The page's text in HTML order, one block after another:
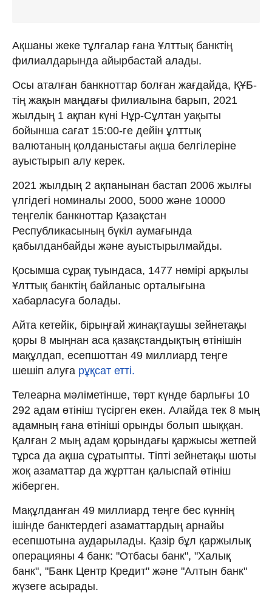
Ақшаны жеке тұлғалар ғана Ұлттық банктің
филиалдарында айырбастай алады.
Осы аталған банкноттар болған жағдайда, ҚҰБ-
тің жақын маңдағы филиалына барып, 2021
жылдың 1 ақпан күні Нұр-Сұлтан уақыты
бойынша сағат 15:00-ге дейін ұлттық
валютаның қолданыстағы ақша белгілеріне
ауыстырып алу керек.
2021 жылдың 2 ақпанынан бастап 2006 жылғы
үлгідегі номиналы 2000, 5000 және 10000
теңгелік банкноттар Қазақстан
Республикасының бүкіл аумағында
қабылданбайды және ауыстырылмайды.
Қосымша сұрақ туындаса, 1477 нөмірі арқылы
Ұлттық банктің байланыс орталығына
хабарласуға болады.
Айта кетейік, бірыңғай жинақтаушы зейнетақы
қоры 8 мыңнан аса қазақстандықтың өтінішін
мақұлдап, есепшоттан 49 миллиард теңге
шешіп алуға рұқсат етті.
Телеарна мәліметінше, төрт күнде барлығы 10
292 адам өтініш түсірген екен. Алайда тек 8 мың
адамның ғана өтініші орынды болып шыққан.
Қалған 2 мың адам қорындағы қаржысы жетпей
тұрса да ақша сұратыпты. Тіпті зейнетақы шоты
жоқ азаматтар да жұрттан қалыспай өтініш
жіберген.
Мақұлданған 49 миллиард теңге бес күннің
ішінде банктердегі азаматтардың арнайы
есепшотына аударылады. Қазір бұл қаржылық
операцияны 4 банк: "Отбасы банк", "Халық
банк", "Банк Центр Кредит" және "Алтын банк"
жүзеге асырады.